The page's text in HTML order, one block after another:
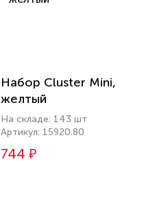
Набор Cluster Mini,
желтый
На складе: 143 шт
Артикул: 15920.80
744 ₽